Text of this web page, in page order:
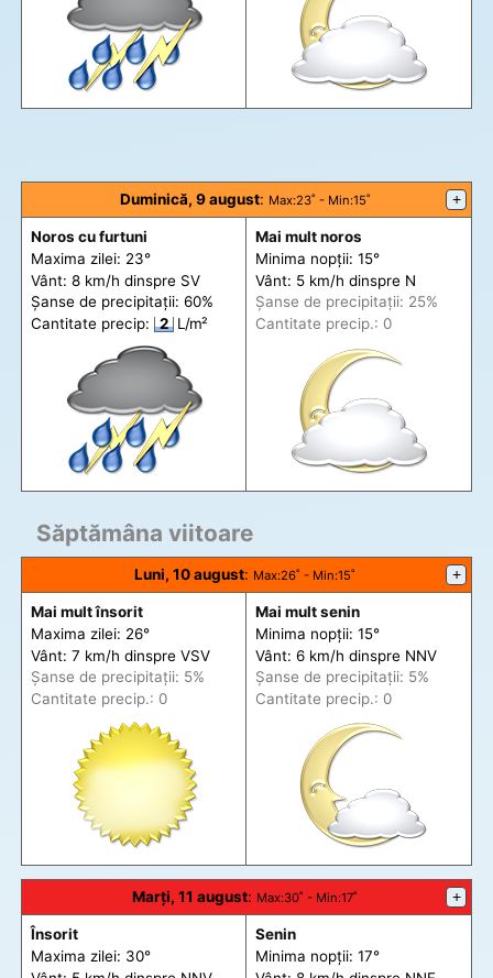
Duminică, 9 august: Max:23˚ - Min:15˚ +
Noros cu furtuni
Maxima zilei: 23°
Vânt: 8 km/h dinspre SV
Șanse de precipitații: 60%
Cantitate precip:
2 L/m²
Mai mult noros
Minima nopții: 15°
Vânt: 5 km/h dinspre N
Șanse de precipitații: 25%
Cantitate precip.: 0
Săptămâna viitoare
Luni, 10 august: Max:26˚ - Min:15˚ +
Mai mult însorit
Maxima zilei: 26°
Vânt: 7 km/h dinspre VSV
Șanse de precipitații: 5%
Cantitate precip.: 0
Mai mult senin
Minima nopții: 15°
Vânt: 6 km/h dinspre NNV
Șanse de precipitații: 5%
Cantitate precip.: 0
Marți, 11 august: Max:30˚ - Min:17˚ +
Însorit
Maxima zilei: 30°
Senin
Minima nopții: 17°